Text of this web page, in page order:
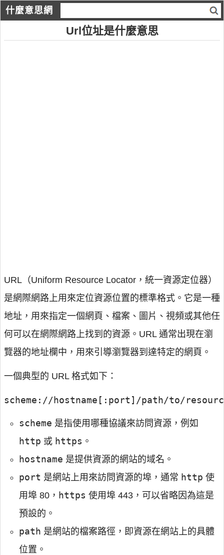
什麼意思網
Url位址是什麼意思
URL（Uniform Resource Locator，統一資源定位器）
是網際網路上用來定位資源位置的標準格式。它是一種
地址，用來指定一個網頁、檔案、圖片、視頻或其他任
何可以在網際網路上找到的資源。URL 通常出現在瀏
覽器的地址欄中，用來引導瀏覽器到達特定的網頁。
一個典型的 URL 格式如下：
scheme://hostname[:port]/path/to/
scheme 是指使用哪種協議來訪問資源，例如
http 或 https 。
hostname 是提供資源的網站的域名。
port 是網站上用來訪問資源的埠，通常 http 使
用埠 80， https 使用埠 443，可以省略因為這是
預設的。
path 是網站的檔案路徑，即資源在網站上的具體
位置。